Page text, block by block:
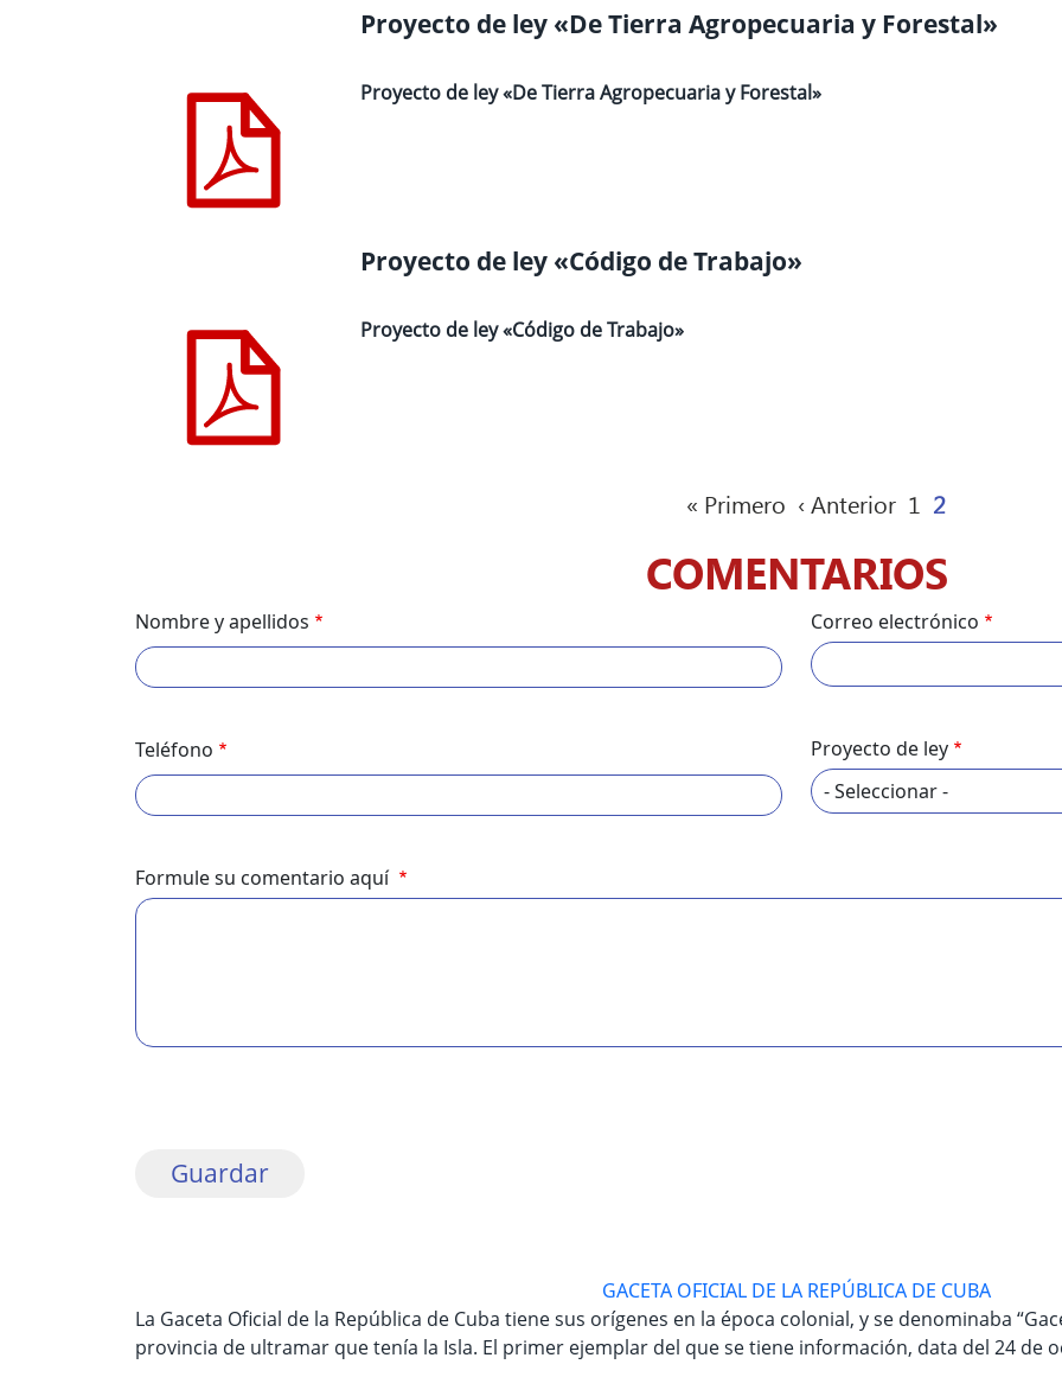
Proyecto de ley «De Tierra Agropecuaria y Forestal»
Proyecto de ley «De Tierra Agropecuaria y Forestal»
Proyecto de ley «Código de Trabajo»
Proyecto de ley «Código de Trabajo»
Primera página
« Primero Página anterior
‹ Anterior Página
1 Página
2
COMENTARIOS
Nombre y apellidos
Teléfono
Correo electrónico
Proyecto de ley
Formule su comentario aquí
GACETA OFICIAL DE LA REPÚBLICA DE CUBA
La Gaceta Oficial de la República de Cuba tiene sus orígenes en la época colonial, y se denominaba
provincia de ultramar que tenía la Isla. El primer ejemplar del que se tiene información, data del 24 de